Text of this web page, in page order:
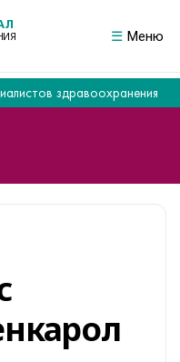
Меню
здравоохранения